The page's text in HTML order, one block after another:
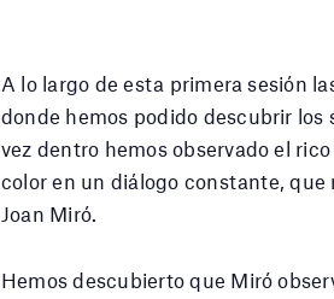
A lo largo de esta primera sesión
donde hemos podido descubrir los
vez dentro hemos observado el
color en un diálogo constante,
Joan Miró.
Hemos descubierto que Miró